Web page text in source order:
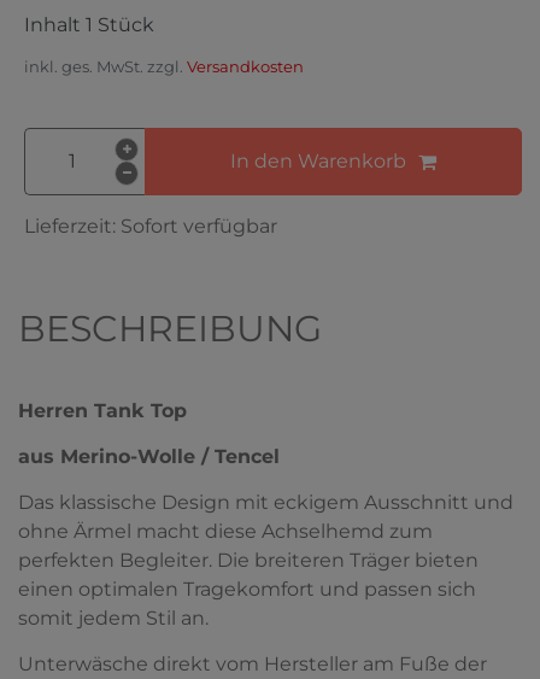
Inhalt 1 Stück
inkl. ges. MwSt. zzgl. Versandkosten
In den Warenkorb
Lieferzeit: Sofort verfügbar
BESCHREIBUNG
Herren Tank Top
aus Merino-Wolle / Tencel
Das klassische Design mit eckigem Ausschnitt und
ohne Ärmel macht diese Achselhemd zum
perfekten Begleiter. Die breiteren Träger bieten
einen optimalen Tragekomfort und passen sich
somit jedem Stil an.
Unterwäsche direkt vom Hersteller am Fuße der